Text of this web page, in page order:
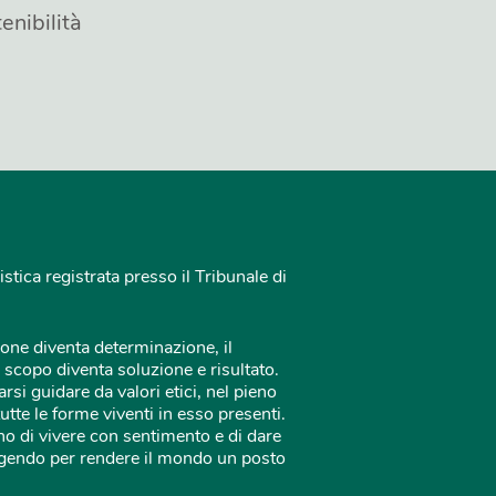
registrata presso il Tribunale di
diventa determinazione, il
diventa soluzione e risultato.
guidare da valori etici, nel pieno
le forme viventi in esso presenti.
di vivere con sentimento e di dare
per rendere il mondo un posto